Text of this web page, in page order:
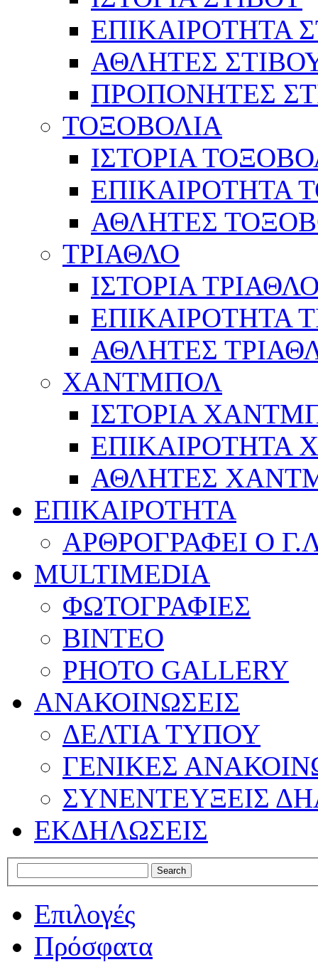
ΕΠΙΚΑΙΡΟΤΗΤΑ
ΑΘΛΗΤΕΣ
ΠΡΟΠΟΝΗΤΕΣ
ΤΟΞΟΒΟΛΙΑ
ΙΣΤΟΡΙΑ
ΕΠΙΚΑΙΡΟΤΗΤΑ
ΑΘΛΗΤΕΣ
ΤΡΙΑΘΛΟ
ΙΣΤΟΡΙΑ
ΕΠΙΚΑΙΡΟΤΗΤΑ
ΑΘΛΗΤΕΣ
ΧΑΝΤΜΠΟΛ
ΙΣΤΟΡΙΑ
ΕΠΙΚΑΙΡΟΤΗΤΑ
ΑΘΛΗΤΕΣ
ΕΠΙΚΑΙΡΟΤΗΤΑ
ΑΡΘΡΟΓΡΑΦΕΙ Ο
MULTIMEDIA
ΦΩΤΟΓΡΑΦΙΕΣ
ΒΙΝΤΕΟ
PHOTO GALLERY
ΑΝΑΚΟΙΝΩΣΕΙΣ
ΔΕΛΤΙΑ ΤΥΠΟΥ
ΓΕΝΙΚΕΣ
ΣΥΝΕΝΤΕΥΞΕΙΣ
ΕΚΔΗΛΩΣΕΙΣ
Επιλογές
Πρόσφατα